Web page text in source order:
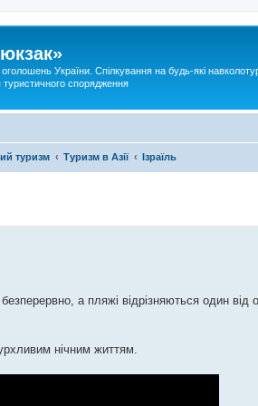
України. Спілкування на будь-які
спорядження
туризм Туризм в Азії Ізраїль
а пляжі відрізняються один від
нічним життям.